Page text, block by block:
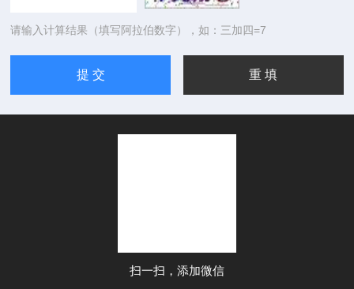
请输入计算结果（填写阿拉伯数字），如：三加四=7
扫一扫，添加微信